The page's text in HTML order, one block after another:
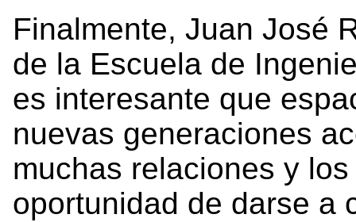
Finalmente, Juan José
de la Escuela de
es interesante que
nuevas generaciones
muchas relaciones y
oportunidad de darse a